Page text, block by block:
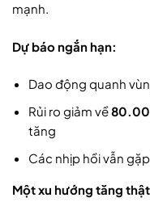
mạnh.
Dự báo ngắn hạn:
Dao động quanh
Rủi ro giảm về
tăng
Các nhịp hồi vẫn
Một xu hướng tăng